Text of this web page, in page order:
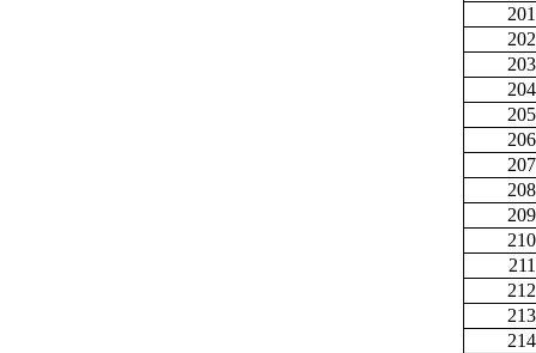
201
202
203
204
205
206
207
208
209
210
211
212
213
214